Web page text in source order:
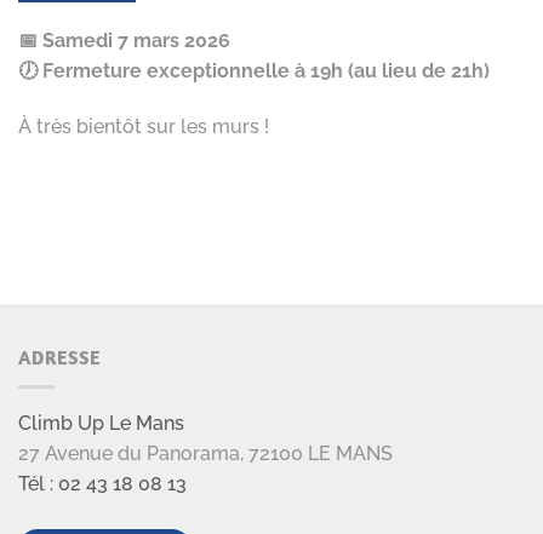
📅 Samedi 7 mars 2026
🕖 Fermeture exceptionnelle à 19h (au lieu de 21h)
À très bientôt sur les murs !
ADRESSE
Climb Up Le Mans
27 Avenue du Panorama, 72100 LE MANS
Tél : 02 43 18 08 13